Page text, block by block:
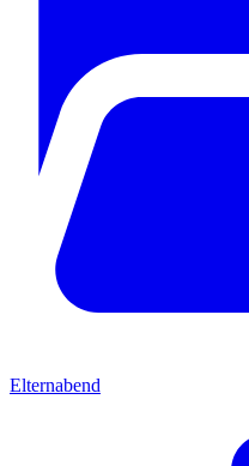
Elternabend